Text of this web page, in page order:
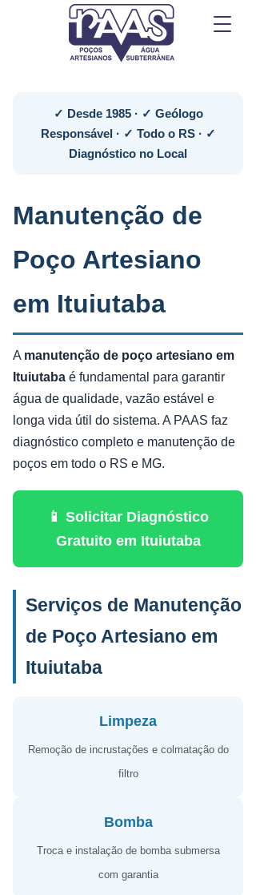
✓ Desde 1985 · ✓ Geólogo
Responsável · ✓ Todo o RS · ✓
Diagnóstico no Local
Manutenção de
Poço Artesiano
em Ituiutaba
A manutenção de poço artesiano em
Ituiutaba é fundamental para garantir
água de qualidade, vazão estável e
longa vida útil do sistema. A PAAS faz
diagnóstico completo e manutenção de
poços em todo o RS e MG.
📱 Solicitar Diagnóstico
Gratuito em Ituiutaba
Serviços de Manutenção
de Poço Artesiano em
Ituiutaba
Limpeza
Remoção de incrustações e colmatação do
filtro
Bomba
Troca e instalação de bomba submersa
com garantia